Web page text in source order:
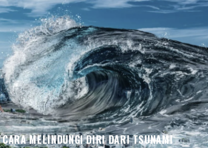
CARA MELINDUNGI DIRI DARI TSUNAMI